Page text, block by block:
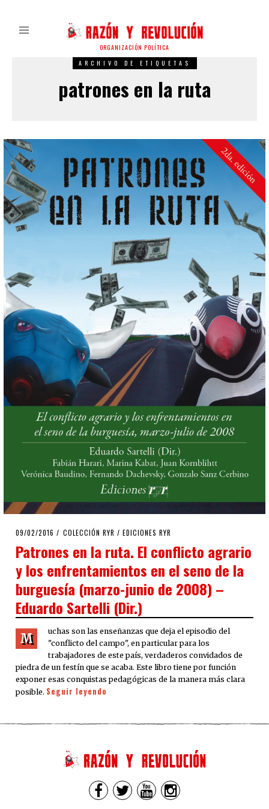
ORGANIZACIÓN POLÍTICA
ARCHIVO DE ETIQUETAS
patrones en la ruta
POSTED
09/02/2016 17/11/2019
COLECCIÓN RYR / EDICIONES RYR
Patrones en la ruta. El conflicto agrario
y los enfrentamientos en el seno de la
burguesía (marzo-junio de 2008) –
Eduardo Sartelli (Dir.)
M
uchas son las enseñanzas que deja el episodio del
"conflicto del campo", en particular para los
trabajadores de este país, verdaderos convidados de
piedra de un festín que se acaba. Este libro tiene por función
exponer esas conquistas pedagógicas de la manera más clara
posible. Seguir leyendo